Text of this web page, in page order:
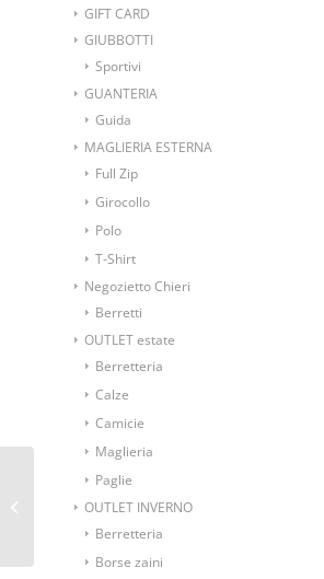
GIFT CARD
GIUBBOTTI
Sportivi
GUANTERIA
Guida
MAGLIERIA ESTERNA
Full Zip
Girocollo
Polo
T-Shirt
Negozietto Chieri
Berretti
OUTLET estate
Berretteria
Calze
Camicie
Maglieria
Paglie
OUTLET INVERNO
Berretteria
Borse zaini
Ascot foulard da collo
blu fantasia disegno
cashmere